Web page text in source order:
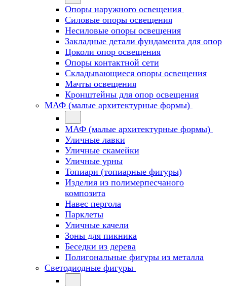
Опоры наружного освещения
Силовые опоры освещения
Несиловые опоры освещения
Закладные детали фундамента для опор
Цоколи опор освещения
Опоры контактной сети
Cкладывающиеся опоры освещения
Мачты освещения
Кронштейны для опор освещения
МАФ (малые архитектурные формы)
МАФ (малые архитектурные формы)
Уличные лавки
Уличные скамейки
Уличные урны
Топиари (топиарные фигуры)
Изделия из полимерпесчаного
композита
Навес пергола
Парклеты
Уличные качели
Зоны для пикника
Беседки из дерева
Полигональные фигуры из металла
Светодиодные фигуры